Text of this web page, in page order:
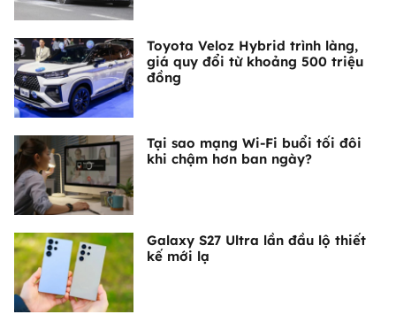
Toyota Veloz Hybrid trình làng,
giá quy đổi từ khoảng 500 triệu
đồng
Tại sao mạng Wi-Fi buổi tối đôi
khi chậm hơn ban ngày?
Galaxy S27 Ultra lần đầu lộ thiết
kế mới lạ